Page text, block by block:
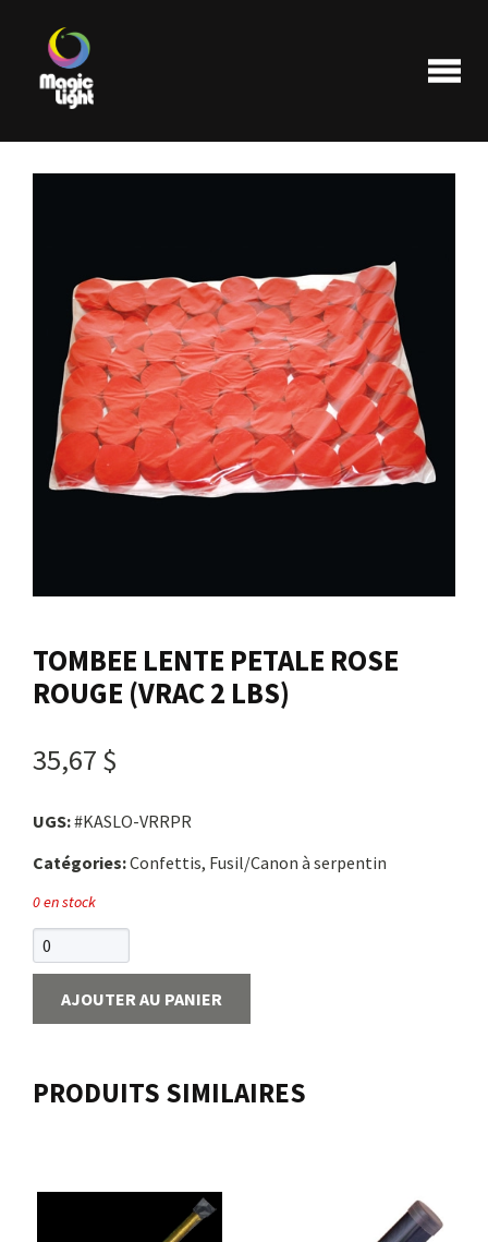
Les plus populaires
Liquidations
FAQ
Me connecter
Panier
TOMBEE LENTE PETALE ROSE
ROUGE (VRAC 2 LBS)
35,67 $
UGS:#KASLO-VRRPR
Catégories:Confettis, Fusil/Canon à serpentin
0 en stock
AJOUTER AU PANIER
PRODUITS SIMILAIRES